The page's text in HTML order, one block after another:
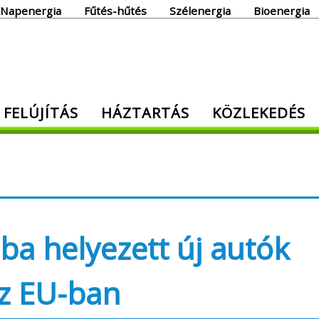
Napenergia Fűtés-hűtés Szélenergia Bioenergia
ami energia!HÁZTARTÁS KÖZLEKEDÉS
helyezett új autók
EU-ban